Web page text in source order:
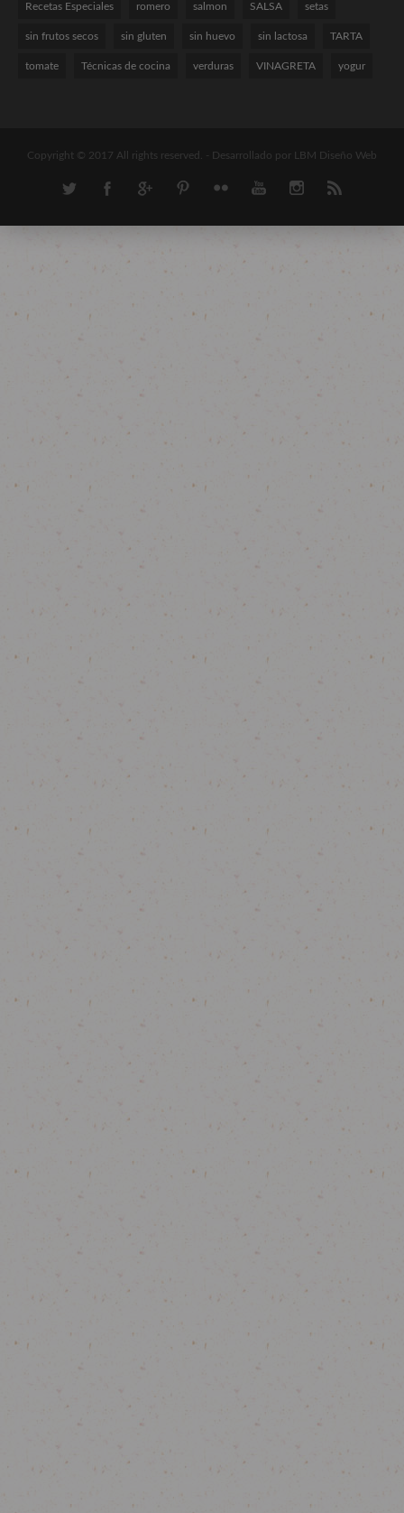
Recetas Especiales romero salmon SALSA setas
sin frutos secos sin gluten sin huevo sin lactosa TARTA
tomate Técnicas de cocina verduras VINAGRETA yogur
Copyright © 2017 All rights reserved. - Desarrollado por LBM Diseño Web